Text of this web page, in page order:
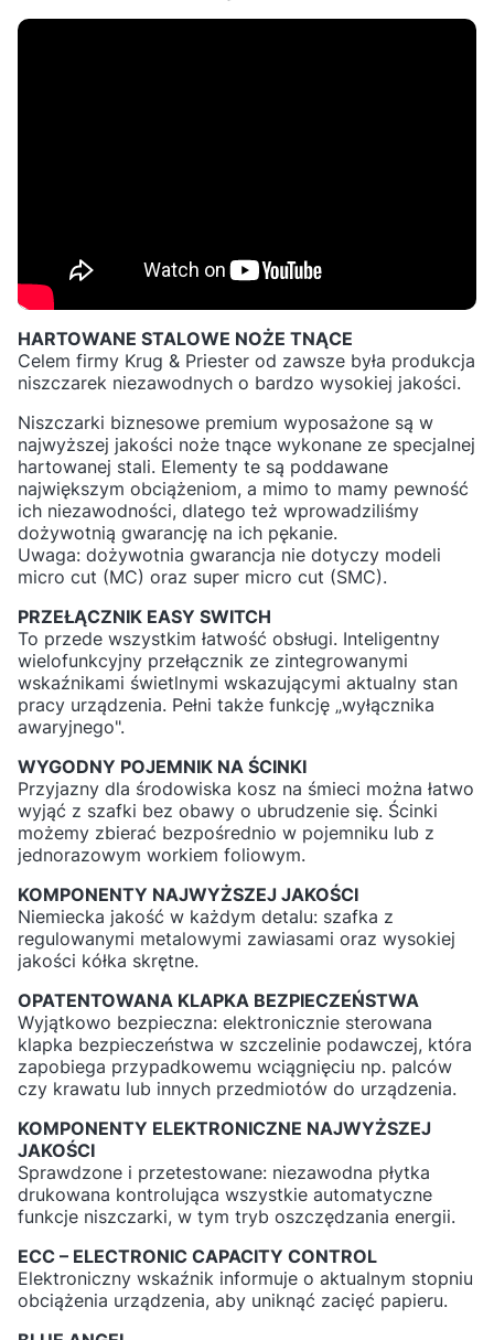
HARTOWANE STALOWE NOŻE TNĄCE
Celem firmy Krug & Priester od zawsze była produkcja
niszczarek niezawodnych o bardzo wysokiej jakości.
Niszczarki biznesowe premium wyposażone są w
najwyższej jakości noże tnące wykonane ze specjalnej
hartowanej stali. Elementy te są poddawane
największym obciążeniom, a mimo to mamy pewność
ich niezawodności, dlatego też wprowadziliśmy
dożywotnią gwarancję na ich pękanie.
Uwaga: dożywotnia gwarancja nie dotyczy modeli
micro cut (MC) oraz super micro cut (SMC).
PRZEŁĄCZNIK EASY SWITCH
To przede wszystkim łatwość obsługi. Inteligentny
wielofunkcyjny przełącznik ze zintegrowanymi
wskaźnikami świetlnymi wskazującymi aktualny stan
pracy urządzenia. Pełni także funkcję „wyłącznika
awaryjnego".
WYGODNY POJEMNIK NA ŚCINKI
Przyjazny dla środowiska kosz na śmieci można łatwo
wyjąć z szafki bez obawy o ubrudzenie się. Ścinki
możemy zbierać bezpośrednio w pojemniku lub z
jednorazowym workiem foliowym.
KOMPONENTY NAJWYŻSZEJ JAKOŚCI
Niemiecka jakość w każdym detalu: szafka z
regulowanymi metalowymi zawiasami oraz wysokiej
jakości kółka skrętne.
OPATENTOWANA KLAPKA BEZPIECZEŃSTWA
Wyjątkowo bezpieczna: elektronicznie sterowana
klapka bezpieczeństwa w szczelinie podawczej, która
zapobiega przypadkowemu wciągnięciu np. palców
czy krawatu lub innych przedmiotów do urządzenia.
KOMPONENTY ELEKTRONICZNE NAJWYŻSZEJ
JAKOŚCI
Sprawdzone i przetestowane: niezawodna płytka
drukowana kontrolująca wszystkie automatyczne
funkcje niszczarki, w tym tryb oszczędzania energii.
ECC – ELECTRONIC CAPACITY CONTROL
Elektroniczny wskaźnik informuje o aktualnym stopniu
obciążenia urządzenia, aby uniknąć zacięć papieru.